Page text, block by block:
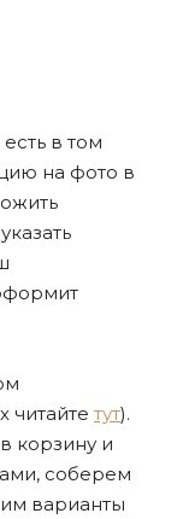
в том
на фото в
читайте тут).
корзину и
соберем
варианты